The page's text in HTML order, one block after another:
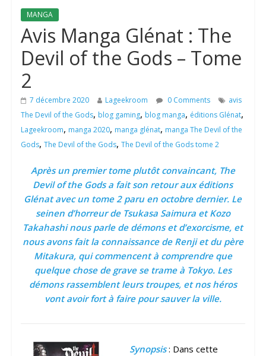
MANGA
Avis Manga Glénat : The
Devil of the Gods – Tome
2
7 décembre 2020 Lageekroom 0 Comments
avis
The Devil of the Gods, blog gaming, blog manga, éditions Glénat,
Lageekroom, manga 2020, manga glénat, manga The Devil of the
Gods, The Devil of the Gods, The Devil of the Gods tome 2
Après un premier tome plutôt convaincant, The
Devil of the Gods a fait son retour aux éditions
Glénat avec un tome 2 paru en octobre dernier. Le
seinen d’horreur de Tsukasa Saimura et Kozo
Takahashi nous parle de démons et d’exorcisme, et
nous avons fait la connaissance de Renji et du père
Mitakura, qui commencent à comprendre que
quelque chose de grave se trame à Tokyo. Les
démons rassemblent leurs troupes, et nos héros
vont avoir fort à faire pour sauver la ville.
Synopsis: Dans cette